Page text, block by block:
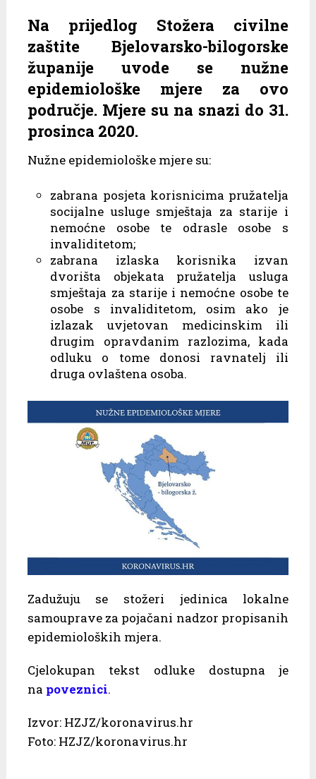
Na prijedlog Stožera civilne
zaštite Bjelovarsko-bilogorske
županije uvode se nužne
epidemiološke mjere za ovo
područje. Mjere su na snazi do 31.
prosinca 2020.
Nužne epidemiološke mjere su:
zabrana posjeta korisnicima pružatelja
socijalne usluge smještaja za starije i
nemoćne osobe te odrasle osobe s
invaliditetom;
zabrana izlaska korisnika izvan
dvorišta objekata pružatelja usluga
smještaja za starije i nemoćne osobe te
osobe s invaliditetom, osim ako je
izlazak uvjetovan medicinskim ili
drugim opravdanim razlozima, kada
odluku o tome donosi ravnatelj ili
druga ovlaštena osoba.
Zadužuju se stožeri jedinica lokalne
samouprave za pojačani nadzor propisanih
epidemioloških mjera.
Cjelokupan tekst odluke dostupna je
na poveznici.
Izvor: HZJZ/koronavirus.hr
Foto: HZJZ/koronavirus.hr